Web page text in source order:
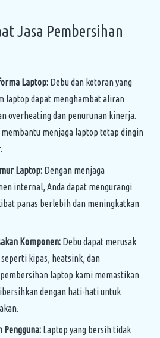
Jasa Pembersihan
Laptop: Debu dan kotoran yang
laptop dapat menghambat aliran
overheating dan penurunan kinerja.
menjaga laptop tetap dingin
Laptop: Dengan menjaga
internal, Anda dapat mengurangi
panas berlebih dan meningkatkan
Komponen: Debu dapat merusak
kipas, heatsink, dan
laptop kami memastikan
dengan hati-hati untuk
Pengguna: Laptop yang bersih tidak